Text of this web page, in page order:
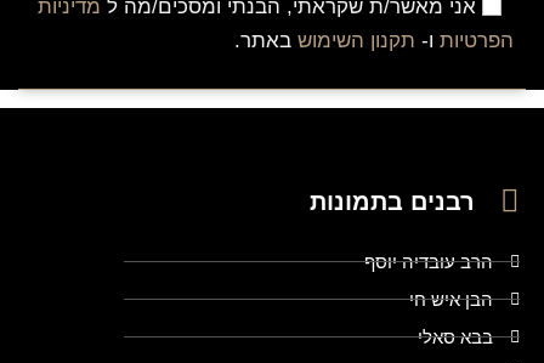
אני מאשר/ת שקראתי, הבנתי ומסכים/מה ל מדיניות
הפרטיות ו- תקנון השימוש באתר.
רבנים בתמונות
הרב עובדיה יוסף
הבן איש חי
בבא סאלי